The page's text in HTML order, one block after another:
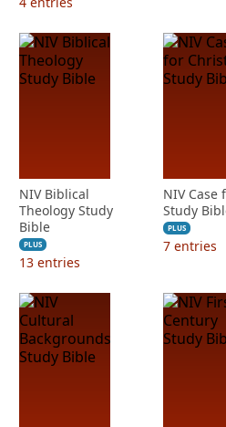
NIV Biblical
Theology Study
Bible
PLUS
13 entries
NIV Case
Study
PLUS
7 entries